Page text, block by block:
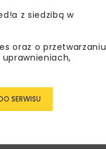
z siedzibą w
oraz o przetwarzaniu
SERWISU